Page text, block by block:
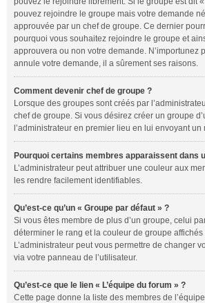
pouvez rejoindre le groupe mais votre demande
approuvée par un chef de groupe. Ce dernier
pourquoi vous souhaitez rejoindre le groupe et
approuvera ou non votre demande. N’importunez
annule votre demande, il a sûrement ses raisons.
Comment devenir chef de groupe ?
Lorsque des groupes sont créés par
chef de groupe. Si vous désirez créer un groupe
l’administrateur en premier lieu en lui envoyant un
Pourquoi certains membres apparaissent dans
L’administrateur peut attribuer une couleur aux
les rendre facilement identifiables.
Qu’est-ce qu’un « Groupe par défaut » ?
Si vous êtes membre de plus d’un groupe, celui
déterminer le rang et la couleur de groupe affichés
L’administrateur peut vous permettre de changer
via votre panneau de l’utilisateur.
Qu’est-ce que le lien « L’équipe du forum » ?
Cette page donne la liste des membres de